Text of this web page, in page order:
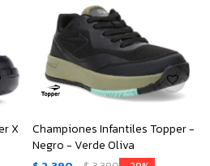
X
Championes Infantiles Topper -
Negro - Verde Oliva